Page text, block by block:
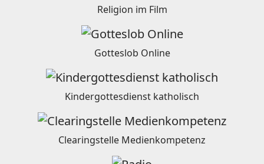
Religion im Film
Gotteslob Online
Kindergottesdienst katholisch
Clearingstelle Medienkompetenz